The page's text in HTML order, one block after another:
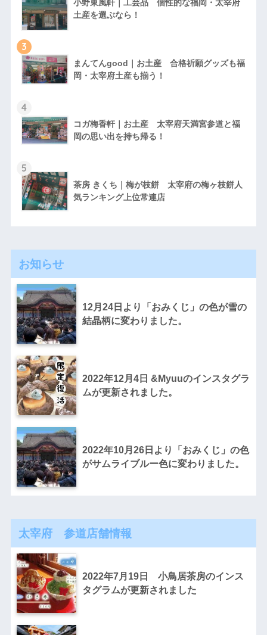
小野東風軒｜工芸品 個性的な福岡・太宰府
土産を選ぶなら！
3
まんてんgood｜お土産 合格祈願グッズも福
岡・太宰府土産も揃う！
4
コガ梅香軒｜お土産 太宰府天満宮参道と福
岡の思い出を持ち帰る！
5
茶房 きくち｜梅が枝餅 太宰府の梅ヶ枝餅人
気ランキング上位常連店
お知らせ
12月24日より「おみくじ」の色が雪の
結晶柄に変わりました。
2022年12月4日 &Myuuのインスタグラ
ムが更新されました。
2022年10月26日より「おみくじ」の色
がサムライブルー色に変わりました。
太宰府 参道店舗情報
2022年7月19日 小鳥居茶房のインス
タグラムが更新されました